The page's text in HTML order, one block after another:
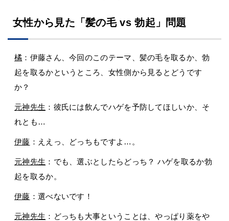
女性から見た「髪の毛 vs 勃起」問題
橘 ：伊藤さん、今回のこのテーマ、髪の毛を取るか、勃
起を取るかというところ、女性側から見るとどうです
か？
元神先生 ：彼氏には飲んでハゲを予防してほしいか、そ
れとも…
伊藤 ：ええっ、どっちもですよ…。
元神先生 ：でも、選ぶとしたらどっち？ ハゲを取るか勃
起を取るか。
伊藤 ：選べないです！
元神先生 ：どっちも大事ということは、やっぱり薬をや